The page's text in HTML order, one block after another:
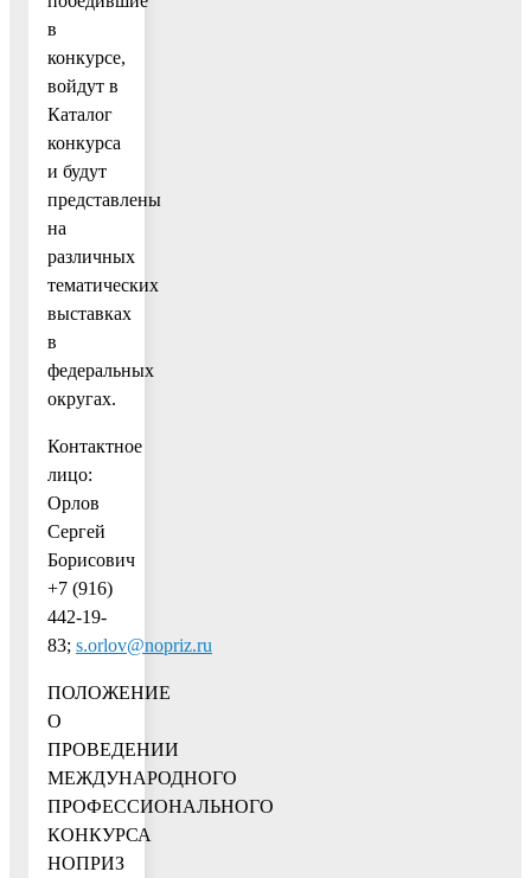
в
конкурсе,
войдут в
Каталог
конкурса
и будут
представлены
на
различных
тематических
выставках
в
федеральных
округах.
Контактное
лицо:
Орлов
Сергей
Борисович
+7 (916)
442-19-
83; s.orlov@nopriz.ru
ПОЛОЖЕНИЕ
О
ПРОВЕДЕНИИ
МЕЖДУНАРОДНОГО
ПРОФЕССИОНАЛЬНОГО
КОНКУРСА
НОПРИЗ